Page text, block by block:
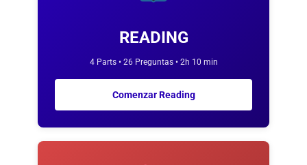
READING
4 Parts • 26 Preguntas • 2h 10 min
Comenzar Reading